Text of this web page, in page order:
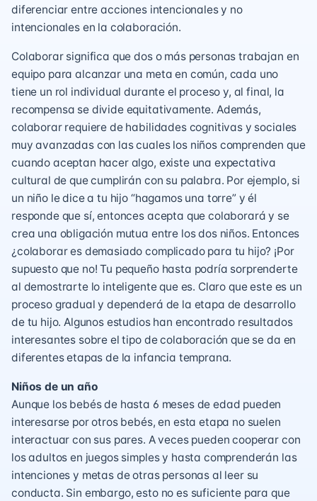
diferenciar entre acciones intencionales y no
intencionales en la colaboración.
Colaborar significa que dos o más personas trabajan en
equipo para alcanzar una meta en común, cada uno
tiene un rol individual durante el proceso y, al final, la
recompensa se divide equitativamente. Además,
colaborar requiere de habilidades cognitivas y sociales
muy avanzadas con las cuales los niños comprenden que
cuando aceptan hacer algo, existe una expectativa
cultural de que cumplirán con su palabra. Por ejemplo, si
un niño le dice a tu hijo “hagamos una torre” y él
responde que sí, entonces acepta que colaborará y se
crea una obligación mutua entre los dos niños. Entonces
¿colaborar es demasiado complicado para tu hijo? ¡Por
supuesto que no! Tu pequeño hasta podría sorprenderte
al demostrarte lo inteligente que es. Claro que este es un
proceso gradual y dependerá de la etapa de desarrollo
de tu hijo. Algunos estudios han encontrado resultados
interesantes sobre el tipo de colaboración que se da en
diferentes etapas de la infancia temprana.
Niños de un año
Aunque los bebés de hasta 6 meses de edad pueden
interesarse por otros bebés, en esta etapa no suelen
interactuar con sus pares. A veces pueden cooperar con
los adultos en juegos simples y hasta comprenderán las
intenciones y metas de otras personas al leer su
conducta. Sin embargo, esto no es suficiente para que